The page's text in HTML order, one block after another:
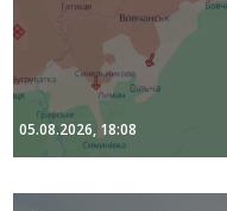
05.08.2026, 18:08